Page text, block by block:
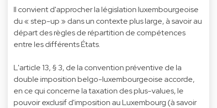
Il convient d'approcher la législation luxembourgeoise
du « step-up » dans un contexte plus large, à savoir au
départ des règles de répartition de compétences
entre les différents États.
L'article 13, § 3, de la convention préventive de la
double imposition belgo-luxembourgeoise accorde,
en ce qui concerne la taxation des plus-values, le
pouvoir exclusif d'imposition au Luxembourg (à savoir